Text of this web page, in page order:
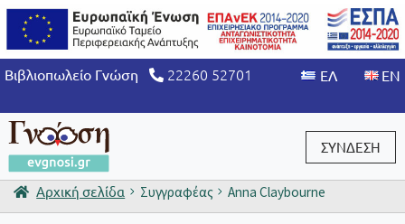
Βιβλιοπωλείο Γνώση 22260 52701
ΣΥΝΔΕΣΗ
Είσοδος / Εγγραφή
Αρχική σελίδα Συγγραφέας Anna Claybourne